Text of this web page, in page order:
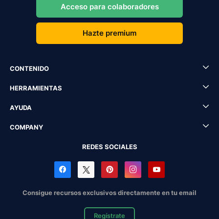
Acceso para colaboradores
Hazte premium
CONTENIDO
HERRAMIENTAS
AYUDA
COMPANY
REDES SOCIALES
Consigue recursos exclusivos directamente en tu email
Regístrate